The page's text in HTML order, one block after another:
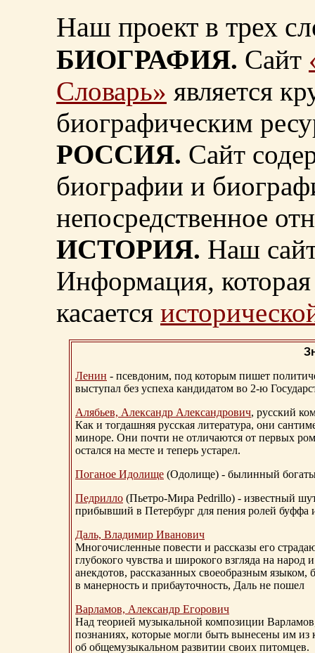
Наш проект в трех
БИОГРАФИЯ. Сайт
Словарь» является
биографическим
РОССИЯ. Сайт
биографии и
непосредственное
ИСТОРИЯ. Наш
Информация, которая
касается
Ленин - псевдоним, под которым пишет
выступал без успеха кандидатом во 2-ю
Алябьев, Александр Александрович, русский
Как и тогдашняя русская литература, они
миноре. Они почти не отличаются от первых
остался на месте и теперь устарел.
Поганое Идолище (Одолище) - былинный
Педрилло (Пьетро-Мира Pedrillo) - известный
прибывший в Петербург для пения ролей буффа
Даль, Владимир Иванович
Многочисленные повести и рассказы его
глубокого чувства и широкого взгляда на
анекдотов, рассказанных своеобразным
в манерность и прибауточность, Даль не пошел
Варламов, Александр Егорович
Над теорией музыкальной композиции
познаниях, которые могли быть вынесены им из
об общемузыкальном развитии своих питомцев.